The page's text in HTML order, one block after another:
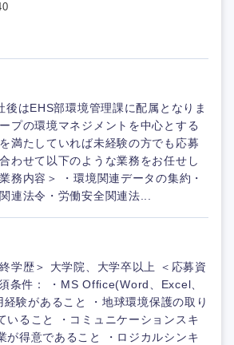
後はEHS部環境管理課に配属となりま
プの環境マネジメントを中心とする
満たしていれば未経験の方でも応募
わせて以下のような業務をお任せし
務内容＞ ・環境関連データの集約・
連法令・労働安全関連法...
学歴＞ 大学院、大学卒以上 ＜応募資
条件： ・MS Office(Word、Excel、
験があること ・地球環境保護の取り
いること ・コミュニケーションスキ
が得意であること ・ロジカルシンキ